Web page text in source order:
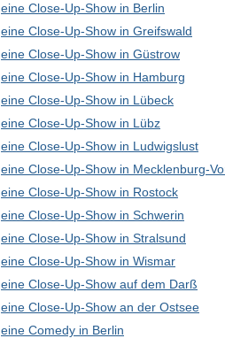
eine Close-Up-Show in Berlin
eine Close-Up-Show in Greifswald
eine Close-Up-Show in Güstrow
eine Close-Up-Show in Hamburg
eine Close-Up-Show in Lübeck
eine Close-Up-Show in Lübz
eine Close-Up-Show in Ludwigslust
eine Close-Up-Show in Mecklenburg-
eine Close-Up-Show in Rostock
eine Close-Up-Show in Schwerin
eine Close-Up-Show in Stralsund
eine Close-Up-Show in Wismar
eine Close-Up-Show auf dem Darß
eine Close-Up-Show an der Ostsee
eine Comedy in Berlin